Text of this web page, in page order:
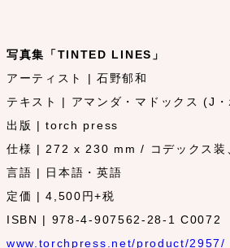
写真集「TINTED LINES」
アーティスト | 石野郁和
テキスト | アマンダ・マドックス (J
出版 | torch press
仕様 | 272 x 230 mm / コデックス装
言語 | 日本語・英語
定価 | 4,500円+税
ISBN | 978-4-907562-28-1 C0072
www.torchpress.net/product/2957/